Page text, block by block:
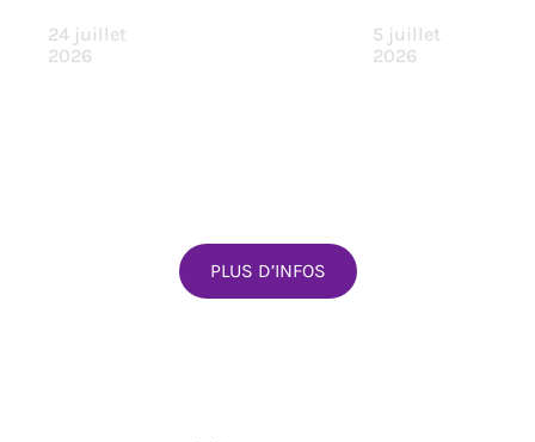
24 juillet
2026
5 juillet
2026
PLUS D’INFOS